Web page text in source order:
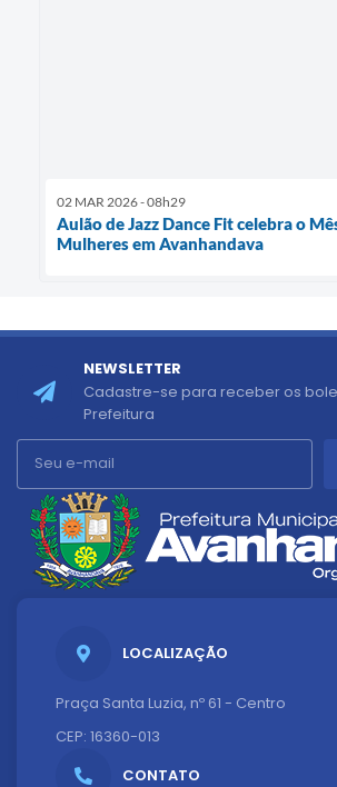
02 MAR 2026 - 08h29
Aulão de Jazz Dance Fit celebra o
Mulheres em Avanhandava
LOCALIZAÇÃO
Praça Santa Luzia, nº 61 - Centro
CEP: 16360-013
CONTATO
NEWSLETTER
Cadastre-se para receber os
Prefeitura